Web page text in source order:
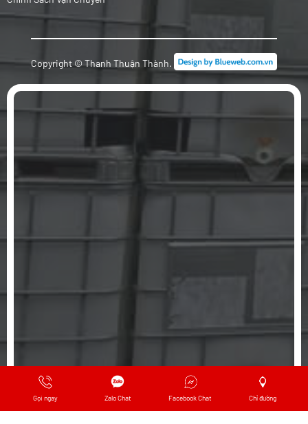
Copyright © Thanh Thuận Thành.
Gọi ngay Zalo Chat Facebook Chat Chỉ đường